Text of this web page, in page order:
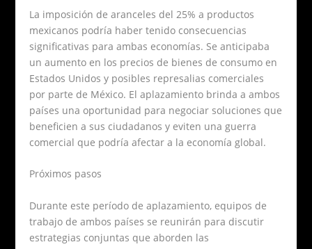
La imposición de aranceles del 25% a productos
mexicanos podría haber tenido consecuencias
significativas para ambas economías. Se anticipaba
un aumento en los precios de bienes de consumo en
Estados Unidos y posibles represalias comerciales
por parte de México. El aplazamiento brinda a ambos
países una oportunidad para negociar soluciones que
beneficien a sus ciudadanos y eviten una guerra
comercial que podría afectar a la economía global.
Próximos pasos
Durante este período de aplazamiento, equipos de
trabajo de ambos países se reunirán para discutir
estrategias conjuntas que aborden las